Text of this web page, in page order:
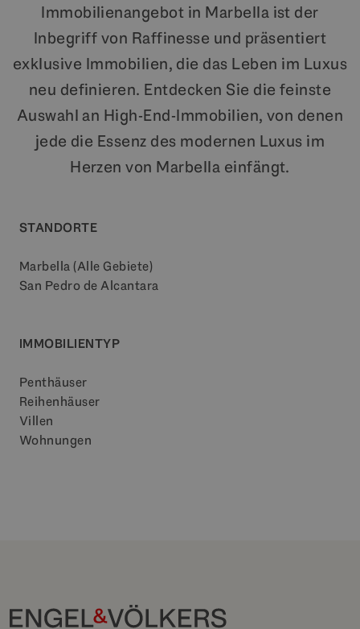
Immobilienangebot in Marbella ist der
Inbegriff von Raffinesse und präsentiert
exklusive Immobilien, die das Leben im Luxus
neu definieren. Entdecken Sie die feinste
Auswahl an High-End-Immobilien, von denen
jede die Essenz des modernen Luxus im
Herzen von Marbella einfängt.
STANDORTE
Marbella (Alle Gebiete)
San Pedro de Alcantara
IMMOBILIENTYP
Penthäuser
Reihenhäuser
Villen
Wohnungen